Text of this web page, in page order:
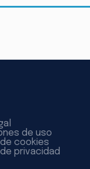
de uso
cookies
privacidad